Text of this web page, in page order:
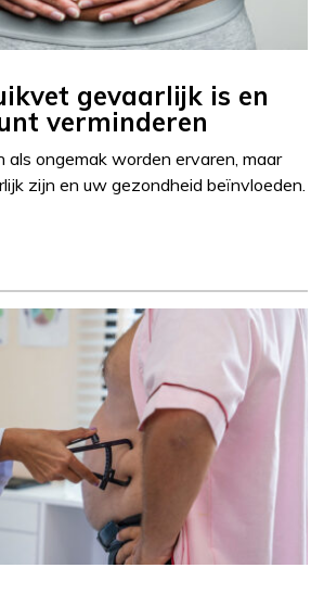
gevaarlijk is en
verminderen
als ongemak worden ervaren, maar
zijn en uw gezondheid beïnvloeden.